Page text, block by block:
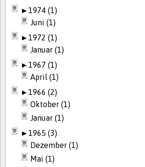
►1974 (1)
Juni (1)
►1972 (1)
Januar (1)
►1967 (1)
April (1)
►1966 (2)
Oktober (1)
Januar (1)
►1965 (3)
Dezember (1)
Mai (1)